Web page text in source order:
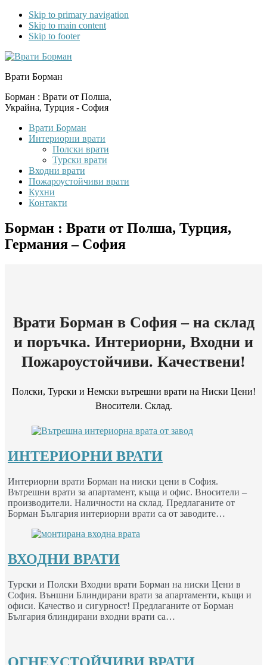
Skip to primary navigation
Skip to main content
Skip to footer
Врати Борман
Борман : Врати от Полша,
Украйна, Турция - София
Врати Борман
Интериорни врати
Полски врати
Турски врати
Входни врати
Пожароустойчиви врати
Кухни
Контакти
Борман : Врати от Полша, Турция,
Германия – София
Врати Борман в София – на склад
и поръчка. Интериорни, Входни и
Пожароустойчиви. Качествени!
Полски, Турски и Немски вътрешни врати на Ниски Цени!
Вносители. Склад.
ИНТЕРИОРНИ ВРАТИ
Интериорни врати Борман на ниски цени в София.
Вътрешни врати за апартамент, къща и офис. Вносители –
производители. Наличности на склад. Предлаганите от
Борман България интериорни врати са от заводите…
ВХОДНИ ВРАТИ
Турски и Полски Входни врати Борман на ниски Цени в
София. Външни Блиндирани врати за апартаменти, къщи и
офиси. Качество и сигурност! Предлаганите от Борман
България блиндирани входни врати са…
ОГНЕУСТОЙЧИВИ ВРАТИ